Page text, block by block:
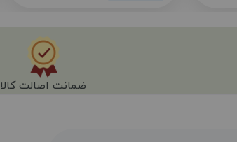
ضمانت اصالت کالا